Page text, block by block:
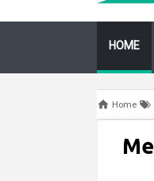
HOME
Home